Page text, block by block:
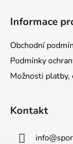
Informace
Obchodní
Podmínky
Možnosti platby,
Kontakt
info@